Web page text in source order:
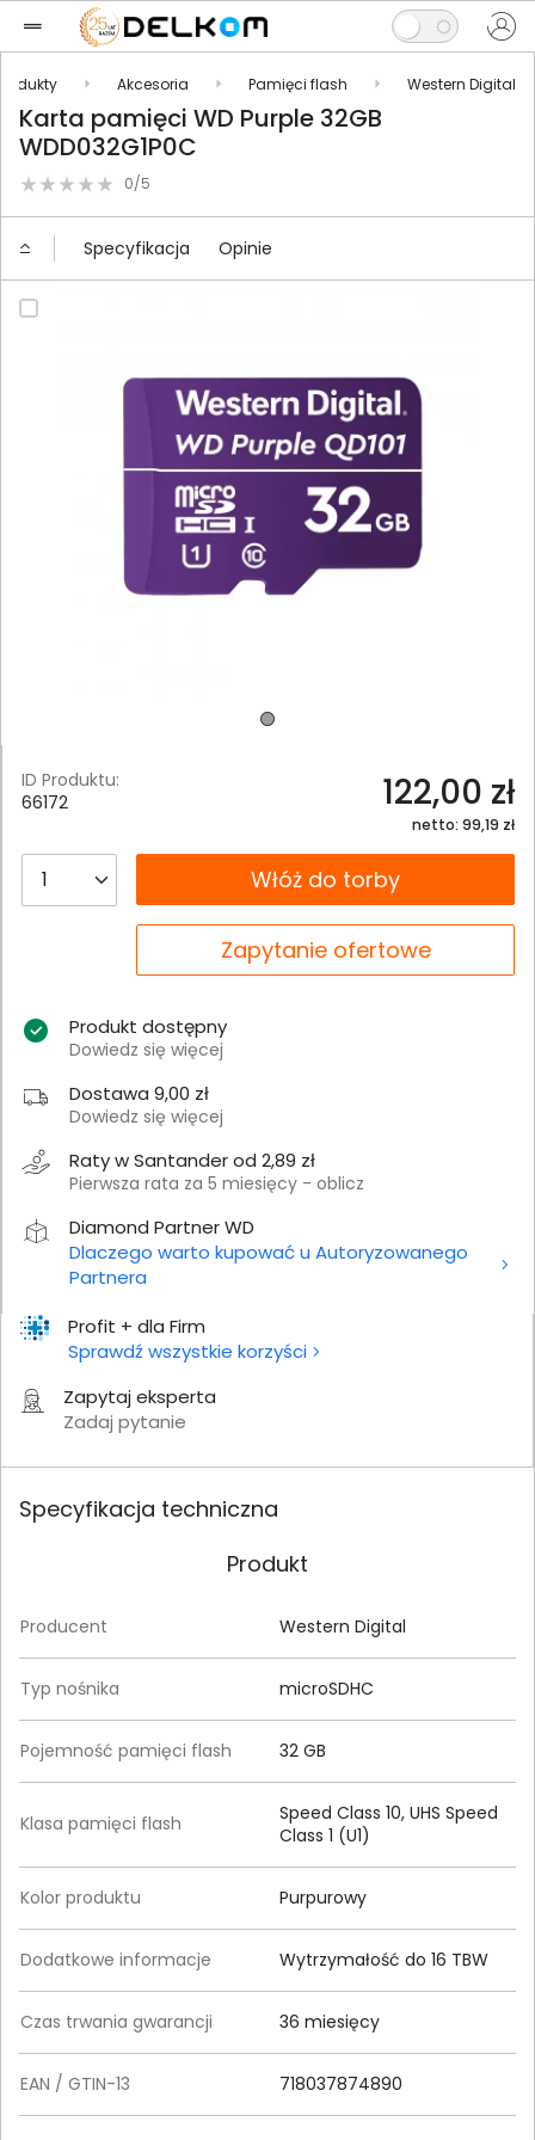
Akcesoria Pamięci flash Western Digital
Karta pamięci WD Purple 32GB
WDD032G1P0C
0/5
Specyfikacja Opinie
Profit + dla Firm
Sprawdź wszystkie korzyści
Zapytaj eksperta
Zadaj pytanie
ID Produktu:
66172
122,00 zł
netto: 99,19 zł
__B2C.PRODUCT.QUANTITYWłóż do torby
Zapytanie ofertowe
Produkt dostępny
Dowiedz się więcej
Dostawa 9,00 zł
Dowiedz się więcej
Raty w Santander od 2,89 zł
Pierwsza rata za 5 miesięcy - oblicz
Diamond Partner WD
Dlaczego warto kupować u Autoryzowanego
Partnera
Specyfikacja techniczna
Produkt
Producent Western Digital
Typ nośnika microSDHC
Pojemność pamięci flash 32 GB
Klasa pamięci flash
Speed Class 10, UHS Speed
Class 1 (U1)
Kolor produktu Purpurowy
Dodatkowe informacje Wytrzymałość do 16 TBW
Czas trwania gwarancji 36 miesięcy
EAN / GTIN-13 718037874890